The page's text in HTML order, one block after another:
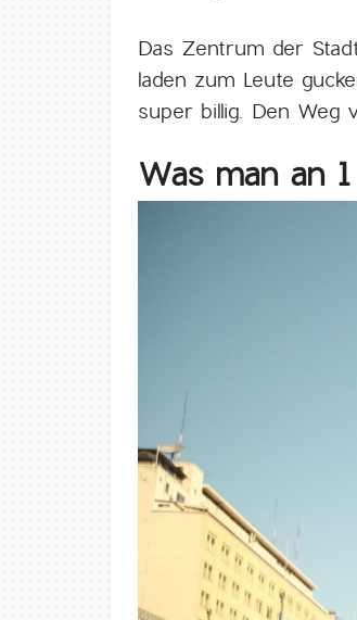
Das Zentrum der
laden zum Leute
super billig. Den Weg
Was man an